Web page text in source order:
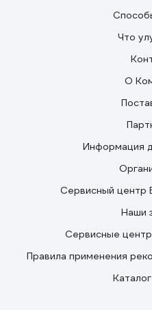
Что
О
Информация
Сервисный центр
Наши
Сервисные
Правила применения